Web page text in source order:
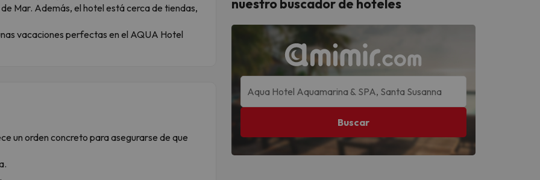
Mar. Además, el hotel está cerca de tiendas,
vacaciones perfectas en el AQUA Hotel
un orden concreto para asegurarse de que
nuestro buscador de hoteles
Buscar